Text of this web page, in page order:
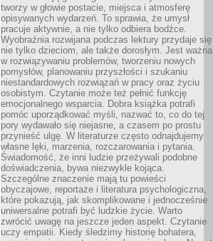
tworzy w głowie postacie, miejsca i atmosferę
opisywanych wydarzeń. To sprawia, że umysł
pracuje aktywnie, a nie tylko odbiera bodźce.
Wyobraźnia rozwijana podczas lektury przydaje się
nie tylko dzieciom, ale także dorosłym. Jest ważna
w rozwiązywaniu problemów, tworzeniu nowych
pomysłów, planowaniu przyszłości i szukaniu
niestandardowych rozwiązań w pracy oraz życiu
osobistym. Czytanie może też pełnić funkcję
emocjonalnego wsparcia. Dobra książka potrafi
pomóc uporządkować myśli, nazwać to, co do tej
pory wydawało się niejasne, a czasem po prostu
przynieść ulgę. W literaturze często odnajdujemy
własne lęki, marzenia, rozczarowania i pytania.
Świadomość, że inni ludzie przeżywali podobne
doświadczenia, bywa niezwykle kojąca.
Szczególne znaczenie mają tu powieści
obyczajowe, reportaże i literatura psychologiczna,
które pokazują, jak skomplikowane i jednocześnie
uniwersalne potrafi być ludzkie życie. Warto
zwrócić uwagę na jeszcze jeden aspekt. Czytanie
uczy empatii. Kiedy śledzimy historię bohatera,